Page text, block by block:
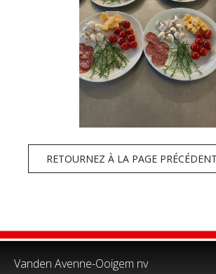
RETOURNEZ À LA PAGE
Vanden Avenne-Ooigem nv